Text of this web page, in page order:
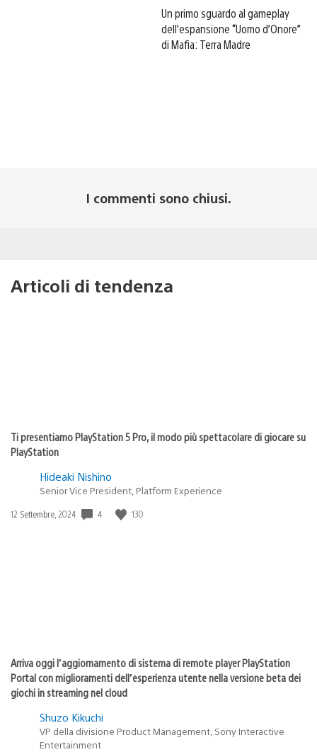
Un primo sguardo al gameplay
dell’espansione “Uomo d’Onore”
di Mafia: Terra Madre
I commenti sono chiusi.
Articoli di tendenza
Ti presentiamo PlayStation 5 Pro, il modo più spettacolare di giocare su
PlayStation
Hideaki Nishino
Senior Vice President, Platform Experience
Data
12 Settembre, 2024 4 130
Arriva oggi l’aggiornamento di sistema di remote player PlayStation
Portal con miglioramenti dell’esperienza utente nella versione beta dei
giochi in streaming nel cloud
Shuzo Kikuchi
VP della divisione Product Management, Sony Interactive
Entertainment